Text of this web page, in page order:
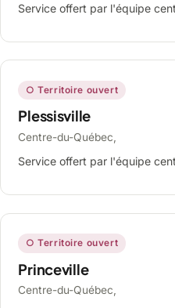
Service offert par l'équipe
○ Territoire ouvert
Plessisville
Centre-du-Québec,
Service offert par l'équipe
○ Territoire ouvert
Princeville
Centre-du-Québec,